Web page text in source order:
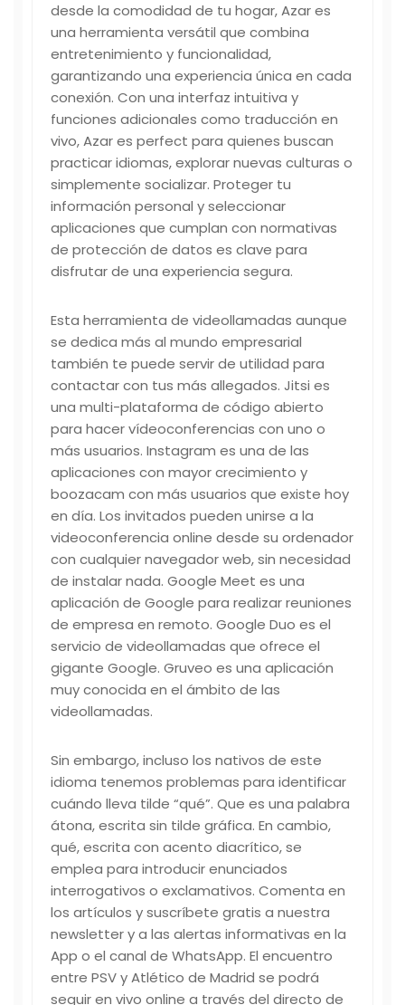
desde la comodidad de tu hogar, Azar es
una herramienta versátil que combina
entretenimiento y funcionalidad,
garantizando una experiencia única en cada
conexión. Con una interfaz intuitiva y
funciones adicionales como traducción en
vivo, Azar es perfect para quienes buscan
practicar idiomas, explorar nuevas culturas o
simplemente socializar. Proteger tu
información personal y seleccionar
aplicaciones que cumplan con normativas
de protección de datos es clave para
disfrutar de una experiencia segura.
Esta herramienta de videollamadas aunque
se dedica más al mundo empresarial
también te puede servir de utilidad para
contactar con tus más allegados. Jitsi es
una multi-plataforma de código abierto
para hacer vídeoconferencias con uno o
más usuarios. Instagram es una de las
aplicaciones con mayor crecimiento y
boozacam con más usuarios que existe hoy
en día. Los invitados pueden unirse a la
videoconferencia online desde su ordenador
con cualquier navegador web, sin necesidad
de instalar nada. Google Meet es una
aplicación de Google para realizar reuniones
de empresa en remoto. Google Duo es el
servicio de videollamadas que ofrece el
gigante Google. Gruveo es una aplicación
muy conocida en el ámbito de las
videollamadas.
Sin embargo, incluso los nativos de este
idioma tenemos problemas para identificar
cuándo lleva tilde “qué”. Que es una palabra
átona, escrita sin tilde gráfica. En cambio,
qué, escrita con acento diacrítico, se
emplea para introducir enunciados
interrogativos o exclamativos. Comenta en
los artículos y suscríbete gratis a nuestra
newsletter y a las alertas informativas en la
App o el canal de WhatsApp. El encuentro
entre PSV y Atlético de Madrid se podrá
seguir en vivo online a través del directo de